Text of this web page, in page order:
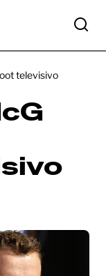
televisivo